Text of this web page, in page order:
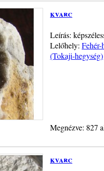
kvarc
Leírás:
Lelőhely:
(Tokaji-hegység)
Megnézve: 827
kvarc